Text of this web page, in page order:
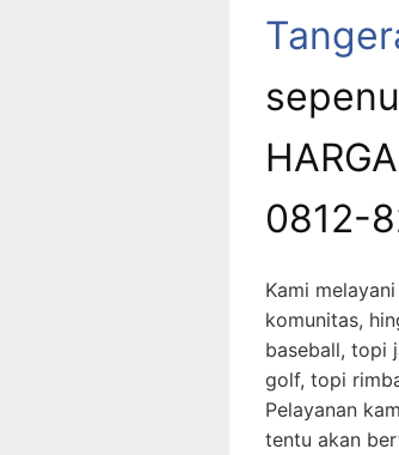
0812-
Kami
komunitas,
baseball, topi
golf, topi
Pelayanan
tentu akan